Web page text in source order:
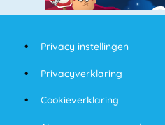
Privacy instellingen
Privacyverklaring
Cookieverklaring